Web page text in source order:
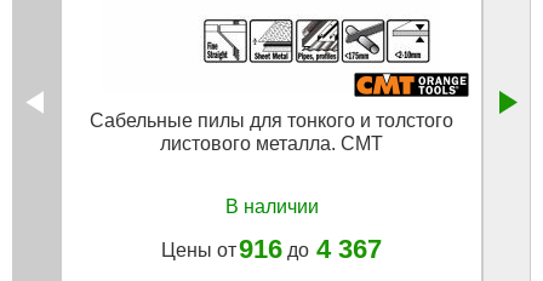
Сабельные пилы для тонкого и толстого
листового металла. CMT
В наличии
Цены от916 до 4 367